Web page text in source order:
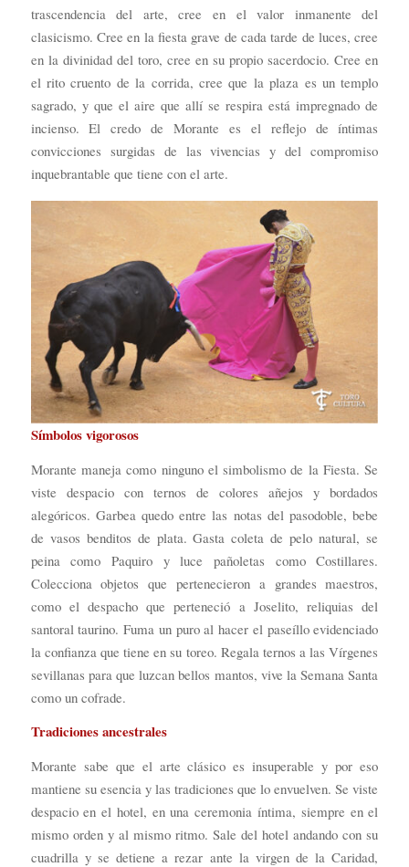
trascendencia del arte, cree en el valor inmanente del
clasicismo. Cree en la fiesta grave de cada tarde de luces, cree
en la divinidad del toro, cree en su propio sacerdocio. Cree en
el rito cruento de la corrida, cree que la plaza es un templo
sagrado, y que el aire que allí se respira está impregnado de
incienso. El credo de Morante es el reflejo de íntimas
convicciones surgidas de las vivencias y del compromiso
inquebrantable que tiene con el arte.
Símbolos vigorosos
Morante maneja como ninguno el simbolismo de la Fiesta. Se
viste despacio con ternos de colores añejos y bordados
alegóricos. Garbea quedo entre las notas del pasodoble, bebe
de vasos benditos de plata. Gasta coleta de pelo natural, se
peina como Paquiro y luce pañoletas como Costillares.
Colecciona objetos que pertenecieron a grandes maestros,
como el despacho que perteneció a Joselito, reliquias del
santoral taurino. Fuma un puro al hacer el paseíllo evidenciado
la confianza que tiene en su toreo. Regala ternos a las Vírgenes
sevillanas para que luzcan bellos mantos, vive la Semana Santa
como un cofrade.
Tradiciones ancestrales
Morante sabe que el arte clásico es insuperable y por eso
mantiene su esencia y las tradiciones que lo envuelven. Se viste
despacio en el hotel, en una ceremonia íntima, siempre en el
mismo orden y al mismo ritmo. Sale del hotel andando con su
cuadrilla y se detiene a rezar ante la virgen de la Caridad,